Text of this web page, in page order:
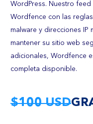
WordPress. Nuestro
Wordfence con las
malware y direcciones IP
mantener su sitio web
adicionales, Wordfence
completa disponible.
$100 USD